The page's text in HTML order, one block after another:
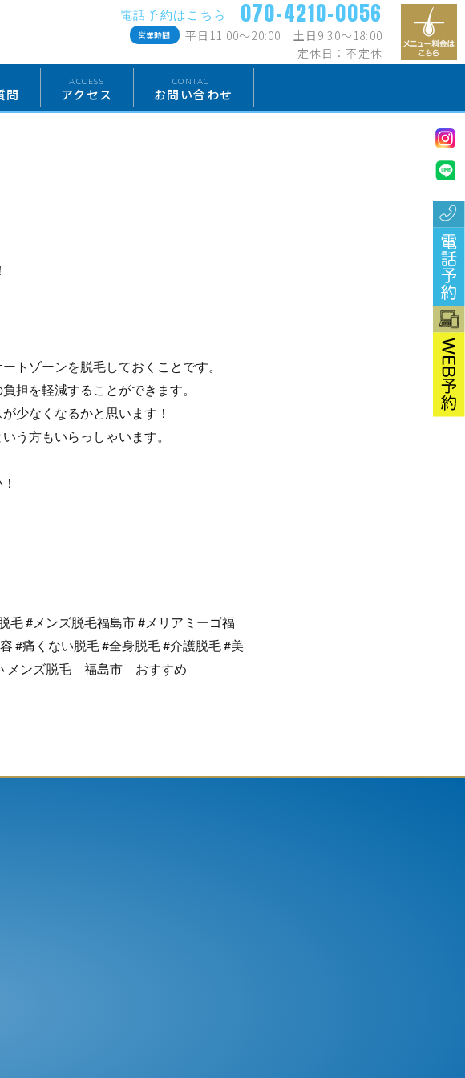
電話予約はこちら 070-4210-0056
営業時間
平日11:00〜20:00 土日9:30〜18:00
定休日：不定休
問
ACCESS
アクセス
CONTACT
お問い合わせ
トゾーンを脱毛しておくことです。
担を軽減することができます。
少なくなるかと思います！
う方もいらっしゃいます。
毛 #メンズ脱毛福島市 #メリアミーゴ福
#痛くない脱毛 #全身脱毛 #介護脱毛 #美
メンズ脱毛 福島市 おすすめ